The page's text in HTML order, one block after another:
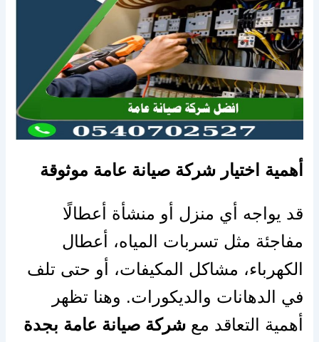
أهمية اختيار شركة صيانة عامة موثوقة
قد يواجه أي منزل أو منشأة أعطالًا
مفاجئة مثل تسربات المياه، أعطال
الكهرباء، مشاكل المكيفات، أو حتى تلف
في الدهانات والديكورات. وهنا تظهر
أهمية التعاقد معشركة صيانة عامة بجدة